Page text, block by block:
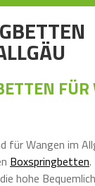
für Wangen im
Boxspringbetten.
hohe